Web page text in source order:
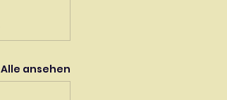
Alle ansehen